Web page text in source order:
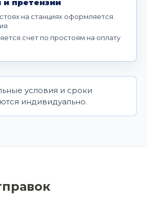
и претензии
на станциях оформляется
счет по простоям на оплату
условия и сроки
индивидуально.